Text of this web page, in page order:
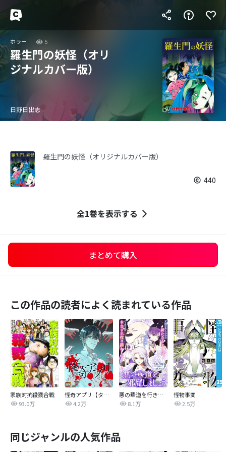
ホラー 5
羅生門の妖怪（オリ
ジナルカバー版）
日野日出志
羅生門の妖怪（オリジナルカバー版）
440
全1巻を表示する
まとめて購入
この作品の読者によく読まれている作品
家族対抗殺戮合戦
93.0万
怪奇アプリ【タテヨミ】
4.2万
悪の華道を行きましょう
8.1万
怪物事変
2.5万
同じジャンルの人気作品